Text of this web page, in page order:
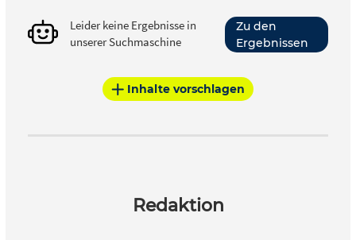
Leider keine Ergebnisse in
unserer Suchmaschine
Zu den
Ergebnissen
Inhalte vorschlagen
Redaktion